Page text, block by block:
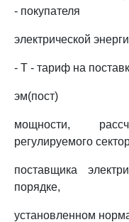
- покупателя
электрической
- Т - тариф на
эм(пост)
мощности,
регулируемого
поставщика
порядке,
установленном